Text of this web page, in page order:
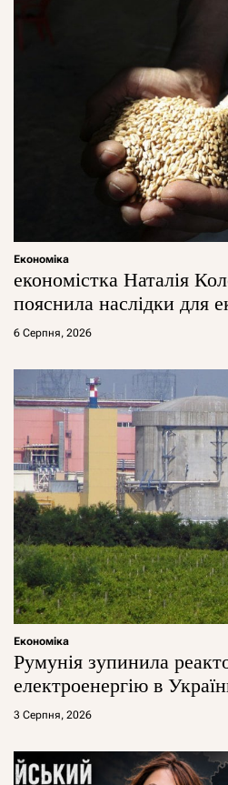
Економіка
економістка Наталія
пояснила наслідки для
6 Серпня, 2026
Економіка
Румунія зупинила
електроенергію в
3 Серпня, 2026